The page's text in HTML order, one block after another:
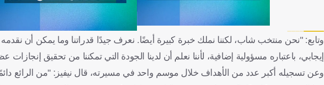
وتابع: "نحن منتخب شاب، لكننا نملك خبرة كبيرة أيضًا. نعرف جيدًا قدراتنا وما يمكن أن
إيجابي، باعتباره مسؤولية إضافية، لأننا نعلم أن لدينا الجودة التي تمكننا من تحقيق إنجازات
وعن تسجيله أكبر عدد من الأهداف خلال موسم واحد في مسيرته، قال نيفيز: "من الرائع